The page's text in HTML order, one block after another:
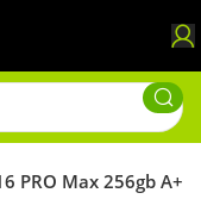
PRO Max 256gb A+